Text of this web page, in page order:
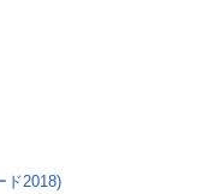
ド2018)